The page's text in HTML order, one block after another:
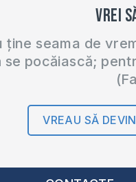
Vrei
ține seama de
se pocăiască;
VREAU SĂ